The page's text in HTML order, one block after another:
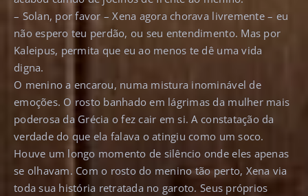
– Solan, por favor – Xena agora chorava livremente – eu
não espero teu perdão, ou seu entendimento. Mas por
Kaleipus, permita que eu ao menos te dê uma vida
digna.
O menino a encarou, numa mistura inominável de
emoções. O rosto banhado em lágrimas da mulher mais
poderosa da Grécia o fez cair em si. A constatação da
verdade do que ela falava o atingiu como um soco.
Houve um longo momento de silêncio onde eles apenas
se olhavam. Com o rosto do menino tão perto, Xena via
toda sua história retratada no garoto. Seus próprios